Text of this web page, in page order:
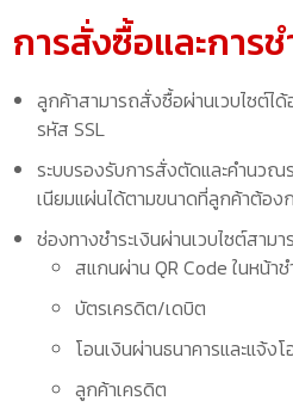
การสั่งซื้อและการช
ลูกค้าสามารถสั่งซื้อผ่านเวบไซต์ได้
รหัส SSL
ระบบรองรับการสั่งตัดและคำนวณ
เนียมแผ่นได้ตามขนาดที่ลูกค้าต้อง
ช่องทางชำระเงินผ่านเวบไซต์สาม
สแกนผ่าน QR Code ในหน้าช
บัตรเครดิต/เดบิต
โอนเงินผ่านธนาคารและแจ้ง
ลูกค้าเครดิต